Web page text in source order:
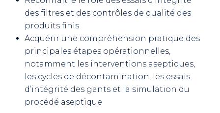
des filtres et des contrôles de qualité des
produits finis
Acquérir une compréhension pratique des
principales étapes opérationnelles,
notamment les interventions aseptiques,
les cycles de décontamination, les essais
d’intégrité des gants et la simulation du
procédé aseptique